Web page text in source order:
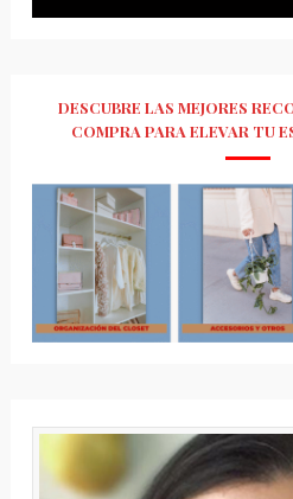
DESCUBRE LAS MEJORES
COMPRA PARA ELEVAR TU